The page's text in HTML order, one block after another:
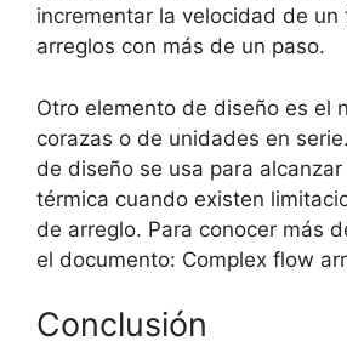
incrementar la velocidad de un
arreglos con más de un paso.
Otro elemento de diseño es el
corazas o de unidades en
de diseño se usa para
térmica cuando existen
de arreglo. Para conocer más
el documento: Complex flow
Conclusión